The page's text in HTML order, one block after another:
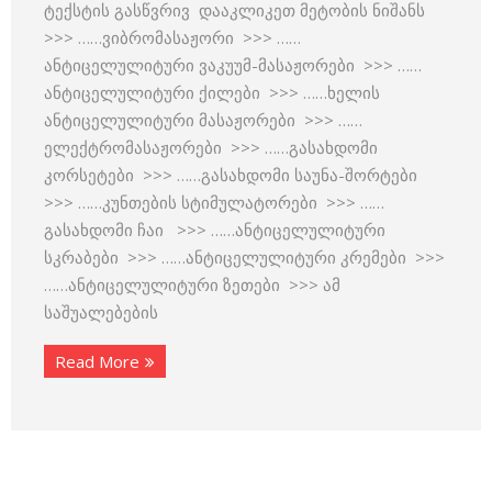
ტექსტის გასწვრივ დააკლიკეთ მეტობის ნიშანს
>>> ……ვიბრომასაჟორი >>> ……
ანტიცელულიტური ვაკუუმ-მასაჟორები >>> ……
ანტიცელულიტური ქილები >>> ……ხელის
ანტიცელულიტური მასაჟორები >>> ……
ელექტრომასაჟორები >>> ……გასახდომი
კორსეტები >>> ……გასახდომი საუნა-შორტები
>>> ……კუნთების სტიმულატორები >>> ……
გასახდომი ჩაი >>> ……ანტიცელულიტური
სკრაბები >>> ……ანტიცელულიტური კრემები >>>
……ანტიცელულიტური ზეთები >>> ამ
საშუალებების
Read More